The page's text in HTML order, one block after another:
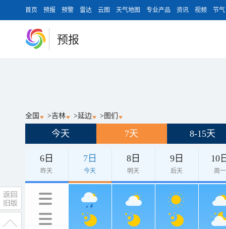
首页 预报 预警 雷达 云图 天气地图 专业产品 资讯 视频 节气
预报
全国 >吉林 >延边 > 图们
今天 7天 8-15天
6日
昨天
7日
今天
8日
明天
9日
后天
10
周一